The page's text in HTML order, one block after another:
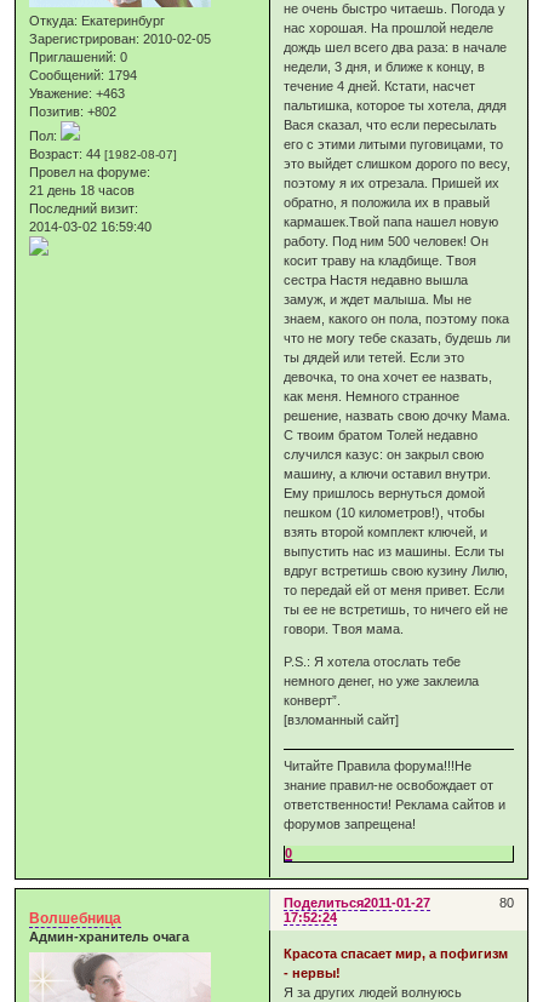
Откуда: Екатеринбург
Зарегистрирован: 2010-02-05
Приглашений: 0
Сообщений: 1794
Уважение: +463
Позитив: +802
Пол:
Возраст: 44[1982-08-07]
Провел на форуме:
21 день 18 часов
Последний визит:
2014-03-02 16:59:40
не очень быстро читаешь. Погода у
нас хорошая. На прошлой неделе
дождь шел всего два раза: в начале
недели, 3 дня, и ближе к концу, в
течение 4 дней. Кстати, насчет
пальтишка, которое ты хотела, дядя
Вася сказал, что если пересылать
его с этими литыми пуговицами, то
это выйдет слишком дорого по весу,
поэтому я их отрезала. Пришей их
обратно, я положила их в правый
кармашек.Твой папа нашел новую
работу. Под ним 500 человек! Он
косит траву на кладбище. Твоя
сестра Настя недавно вышла
замуж, и ждет малыша. Мы не
знаем, какого он пола, поэтому пока
что не могу тебе сказать, будешь ли
ты дядей или тетей. Если это
девочка, то она хочет ее назвать,
как меня. Немного странное
решение, назвать свою дочку Мама.
С твоим братом Толей недавно
случился казус: он закрыл свою
машину, а ключи оставил внутри.
Ему пришлось вернуться домой
пешком (10 километров!), чтобы
взять второй комплект ключей, и
выпустить нас из машины. Если ты
вдруг встретишь свою кузину Лилю,
то передай ей от меня привет. Если
ты ее не встретишь, то ничего ей не
говори. Твоя мама.
P.S.: Я хотела отослать тебе
немного денег, но уже заклеила
конверт”.
[взломанный сайт]
Читайте Правила форума!!!Не
знание правил-не освобождает от
ответственности! Реклама сайтов и
форумов запрещена!
0
Поделиться 80
2011-01-27
17:52:24
Волшебница
Админ-хранитель очага
Красота спасает мир, а пофигизм
- нервы!
Я за других людей волнуюсь